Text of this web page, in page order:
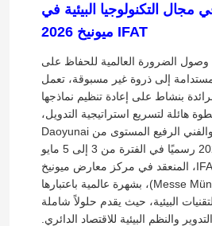
مجال التكنولوجيا البيئية في
IFAT ميونيخ 2026
وصول الضرورة العالمية للحفاظ على
المستدامة إلى ذروة غير مسبوقة، تعمل
بنشاط على إعادة تنظيم نماذجها
هائلة لتسريع استراتيجية التدويل،
قام الوفد التنفيذي والفني الرفيع المستوى من Daoyunai
بزيارة IFAT ميونيخ 2026 رسميًا في الفترة من 3 إلى 5 مايو
2026. ويحظى IFAT، المنعقد في مركز معارض ميونيخ
المرموق (Messe München)، بشهرة عالمية باعتبارها
البيئية، حيث يقدم حلولاً شاملة
والنظم البيئية للاقتصاد الدائري.